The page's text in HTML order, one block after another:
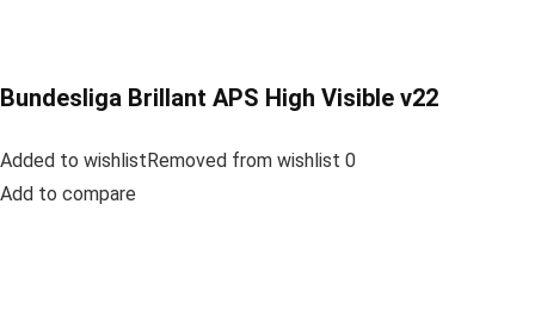
Bundesliga Brillant APS High Visible v22
Added to wishlistRemoved from wishlist 0
Add to compare